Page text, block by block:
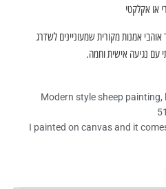
או אקלקטי
אמנות מקורית שמעוניינים לשדרג
עם נגיעה אישית וחמה.
Modern style sheep
I painted on canvas and it